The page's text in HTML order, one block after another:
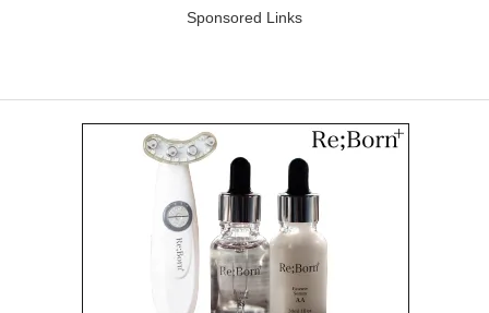
Sponsored Links